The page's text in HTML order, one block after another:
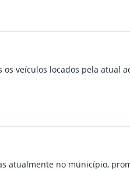
veículos locados pela
atualmente no município,